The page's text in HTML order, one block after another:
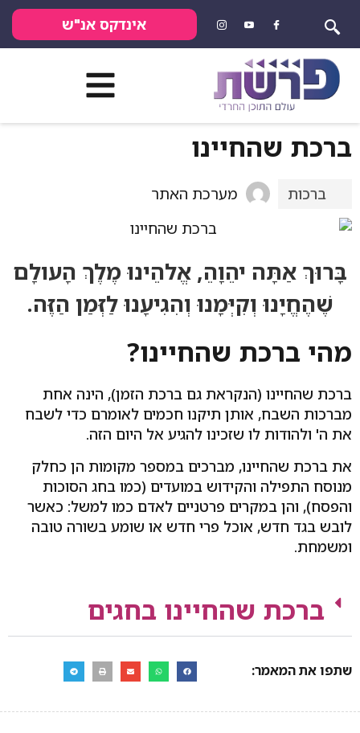
אינדקס אנ"ש
ברכת שהחיינו
ברכות מערכת האתר
בָּרוּךְ אַתָּה יהֵוָהֵ, אֱלהֵינוּ מֶלֶךְ הָעולָם
שֶׁהֶחֱיָנוּ וְקִיְּמָנוּ וְהִגִיעָנוּ לַזְּמַן הַזֶּה.
מהי ברכת שהחיינו?
ברכת שהחיינו (הנקראת גם ברכת הזמן), הינה אחת
מברכות השבח, אותן תיקנו חכמים לאומרם כדי לשבח
את ה' ולהודות לו שזכינו להגיע אל היום הזה.
את ברכת שהחיינו, מברכים במספר מקומות הן כחלק
מנוסח התפילה והקידוש במועדים (כמו בחג הסוכות
והפסח), והן במקרים פרטניים לאדם כמו למשל: כאשר
לובש בגד חדש, אוכל פרי חדש או שומע בשורה טובה
ומשמחת.
ברכת שהחיינו בחגים
שתפו את המאמר: